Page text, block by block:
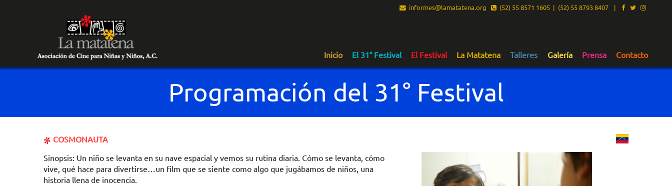
informes@lamatatena.org (52) 55 8571 1605 | (52) 55 8793 8407 |
Inicio El 31° Festival El Festival La Matatena Talleres Galería Prensa Contacto
Programación del 31° Festival
COSMONAUTA
Sinopsis: Un niño se levanta en su nave espacial y vemos su rutina diaria. Cómo se levanta, cómo
vive, qué hace para divertirse…un film que se siente como algo que jugábamos de niños, una
historia llena de inocencia.